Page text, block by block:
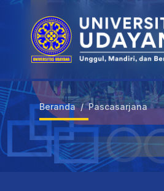
Beranda / Pascasarjana